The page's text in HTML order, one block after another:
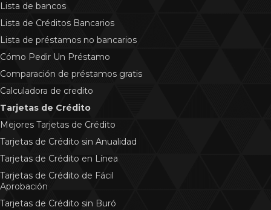
Lista de bancos
Lista de Créditos Bancarios
Lista de préstamos no bancarios
Cómo Pedir Un Préstamo
Comparación de préstamos gratis
Calculadora de credito
Tarjetas de Crédito
Mejores Tarjetas de Crédito
Tarjetas de Crédito sin Anualidad
Tarjetas de Crédito en Línea
Tarjetas de Crédito de Fácil
Aprobación
Tarjetas de Crédito sin Buró